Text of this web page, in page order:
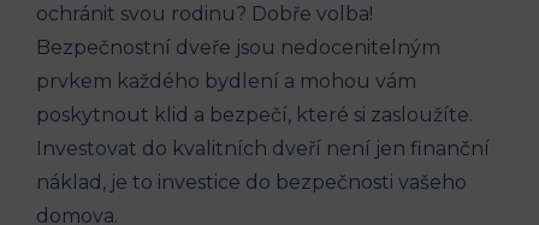
ochránit svou rodinu? Dobře volba!
Bezpečnostní dveře jsou nedocenitelným
prvkem každého bydlení a mohou vám
poskytnout klid a bezpečí, které si zasloužíte.
Investovat do kvalitních dveří není jen finanční
náklad, je to investice do bezpečnosti vašeho
domova.